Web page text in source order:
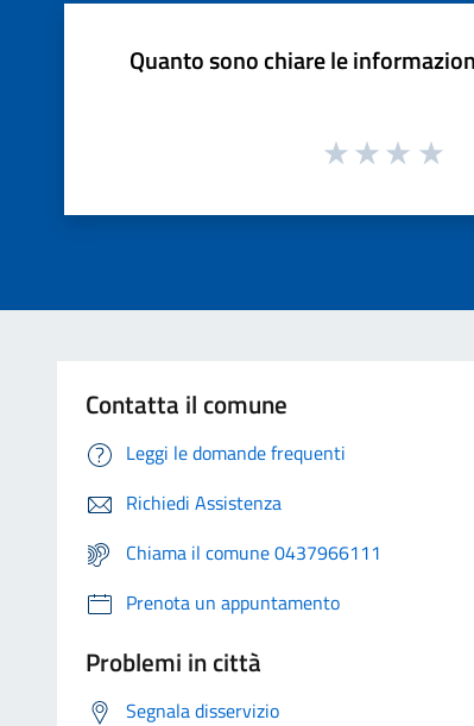
Quanto sono chiare le
Contatta il comune
Leggi le domande frequenti
Richiedi Assistenza
Chiama il comune 0437966111
Prenota un appuntamento
Problemi in città
Segnala disservizio